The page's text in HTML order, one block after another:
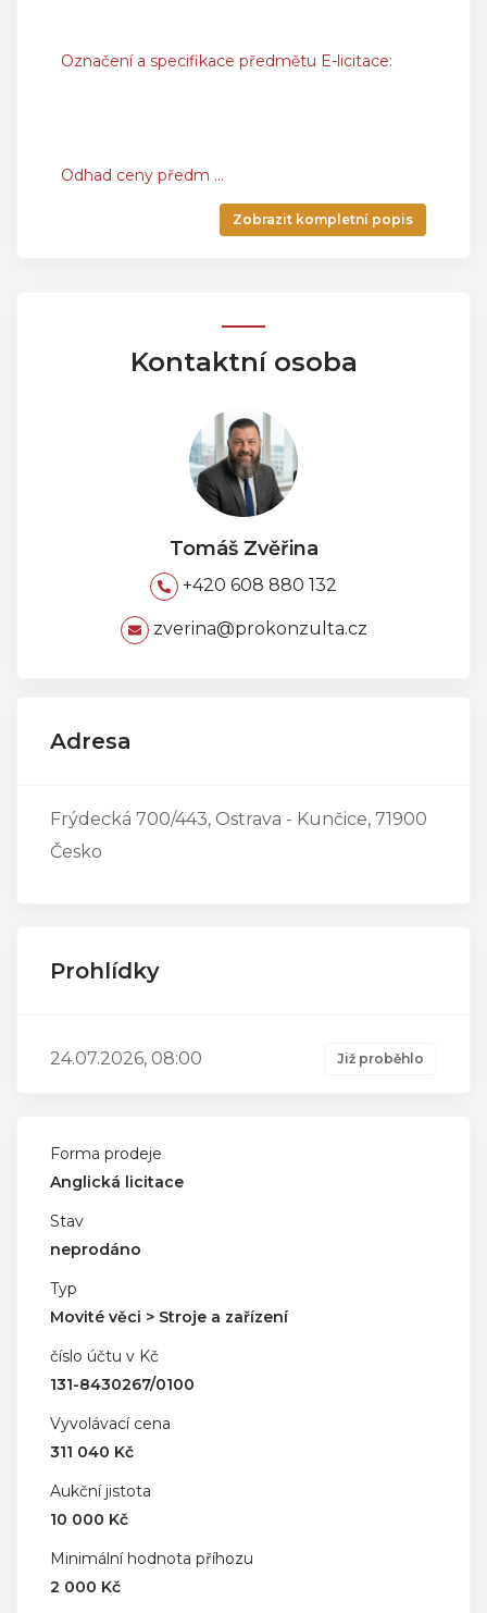
Označení a specifikace předmětu E-licitace:
Odhad ceny předm ...
Zobrazit kompletní popis
Kontaktní osoba
Tomáš Zvěřina
+420 608 880 132
zverina@prokonzulta.cz
Adresa
Frýdecká 700/443, Ostrava - Kunčice, 71900
Česko
Prohlídky
24.07.2026, 08:00 Již proběhlo
Forma prodeje
Anglická licitace
Stav
neprodáno
Typ
Movité věci > Stroje a zařízení
číslo účtu v Kč
131-8430267/0100
Vyvolávací cena
311 040 Kč
Aukční jistota
10 000 Kč
Minimální hodnota příhozu
2 000 Kč